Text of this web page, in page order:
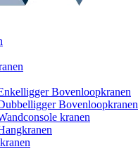
Bovenloopkranen
Bovenloopkranen
kranen